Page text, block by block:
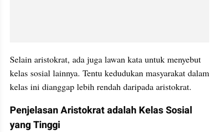
Selain aristokrat, ada juga lawan kata untuk menyebut
kelas sosial lainnya. Tentu kedudukan masyarakat dalam
kelas ini dianggap lebih rendah daripada aristokrat.
Penjelasan Aristokrat adalah Kelas Sosial
yang Tinggi